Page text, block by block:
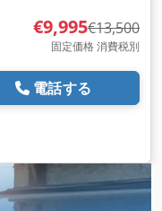
€9,995€13,500
固定価格 消費税別
電話する